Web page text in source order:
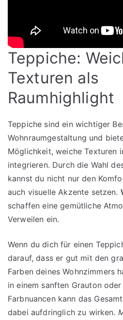
Teppiche:
Texturen als
Raumhighlight
Teppiche sind ein wichtiger
Wohnraumgestaltung und
Möglichkeit, weiche Texturen
integrieren. Durch die Wahl
kannst du nicht nur den
auch visuelle Akzente setzen.
schaffen eine gemütliche
Verweilen ein.
Wenn du dich für einen
darauf, dass er gut mit den
Farben deines Wohnzimmers
in einem sanften Grauton
Farbnuancen kann das
dabei aufdringlich zu wirken.